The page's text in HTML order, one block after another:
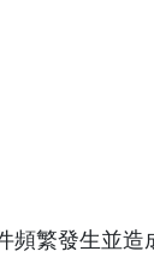
頻繁發生並